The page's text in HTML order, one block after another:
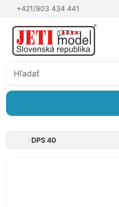
+421/903 434 441
DPS 40